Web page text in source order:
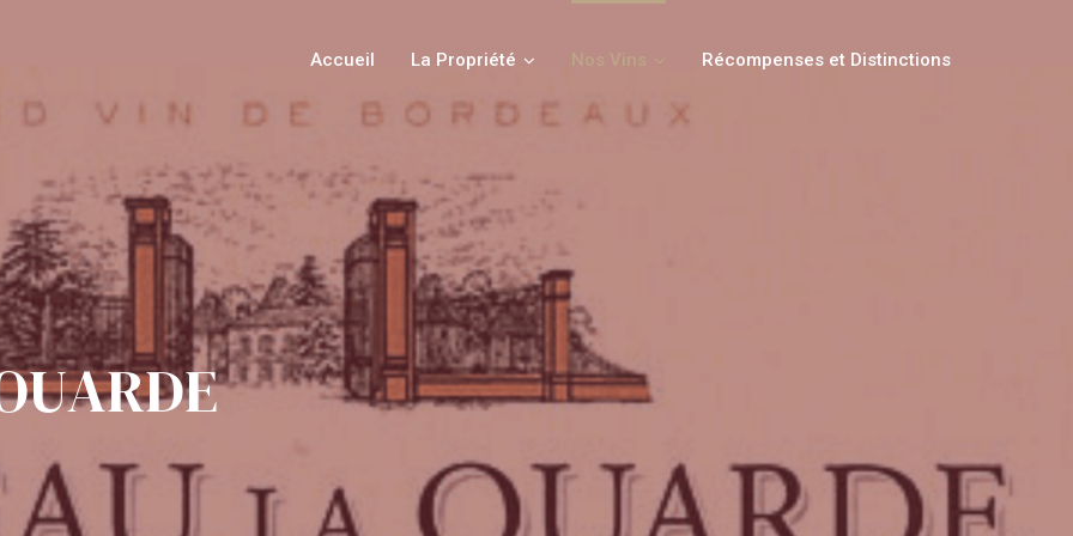
Accueil La Propriété Nos Vins Récompenses et Distinctions
UARDE